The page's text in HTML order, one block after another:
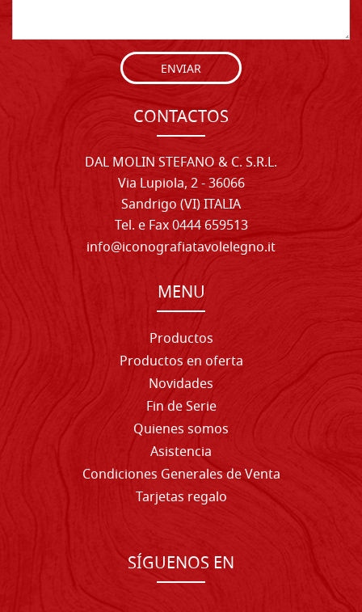
ENVIAR
CONTACTOS
DAL MOLIN STEFANO & C. S.R.L.
Via Lupiola, 2 - 36066
Sandrigo (VI) ITALIA
Tel. e Fax 0444 659513
info@iconografiatavolelegno.it
MENU
Productos
Productos en oferta
Novidades
Fin de Serie
Quienes somos
Asistencia
Condiciones Generales de Venta
Tarjetas regalo
SÍGUENOS EN